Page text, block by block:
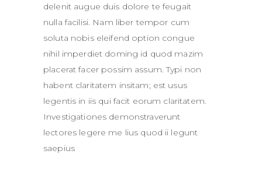
delenit augue duis dolore te feugait
nulla facilisi. Nam liber tempor cum
soluta nobis eleifend option congue
nihil imperdiet doming id quod mazim
placerat facer possim assum. Typi non
habent claritatem insitam; est usus
legentis in iis qui facit eorum claritatem.
Investigationes demonstraverunt
lectores legere me lius quod ii legunt
saepius